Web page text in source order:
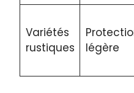
Variétés
rustiques
légère